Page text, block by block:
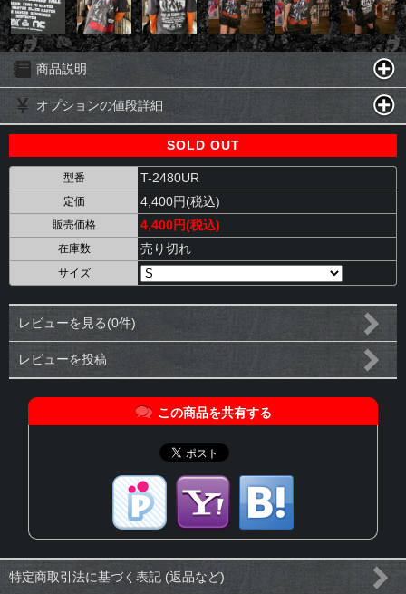
商品説明
オプションの値段詳細
SOLD OUT
型番 T-2480UR
定価 4,400円(税込)
販売価格 4,400円(税込)
在庫数 売り切れ
サイズ
レビューを見る(0件)
レビューを投稿
この商品を共有する
特定商取引法に基づく表記 (返品など)